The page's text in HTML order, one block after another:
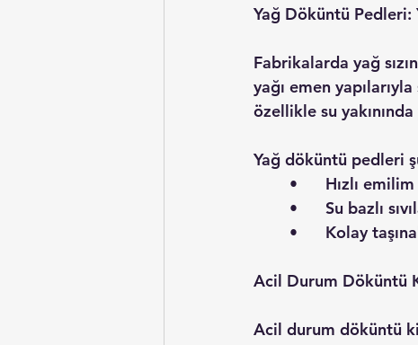
Yağ Döküntü Pedleri:
Fabrikalarda yağ
yağı emen
özellikle su
Yağ döküntü pedleri
•	Hızlı
•	Su bazlı
•	Kolay
Acil Durum Döküntü
Acil durum döküntü